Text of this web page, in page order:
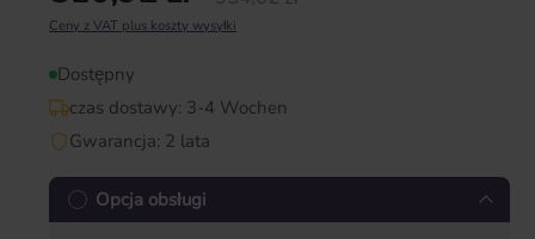
Ceny z VAT plus koszty wysyłki
Dostępny
czas dostawy: 3-4 Wochen
Gwarancja: 2 lata
Opcja obsługi